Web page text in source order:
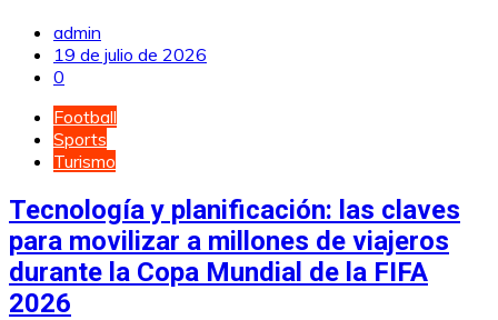
admin
19 de julio de 2026
0
Football
Sports
Turismo
Tecnología y planificación: las claves
para movilizar a millones de viajeros
durante la Copa Mundial de la FIFA
2026